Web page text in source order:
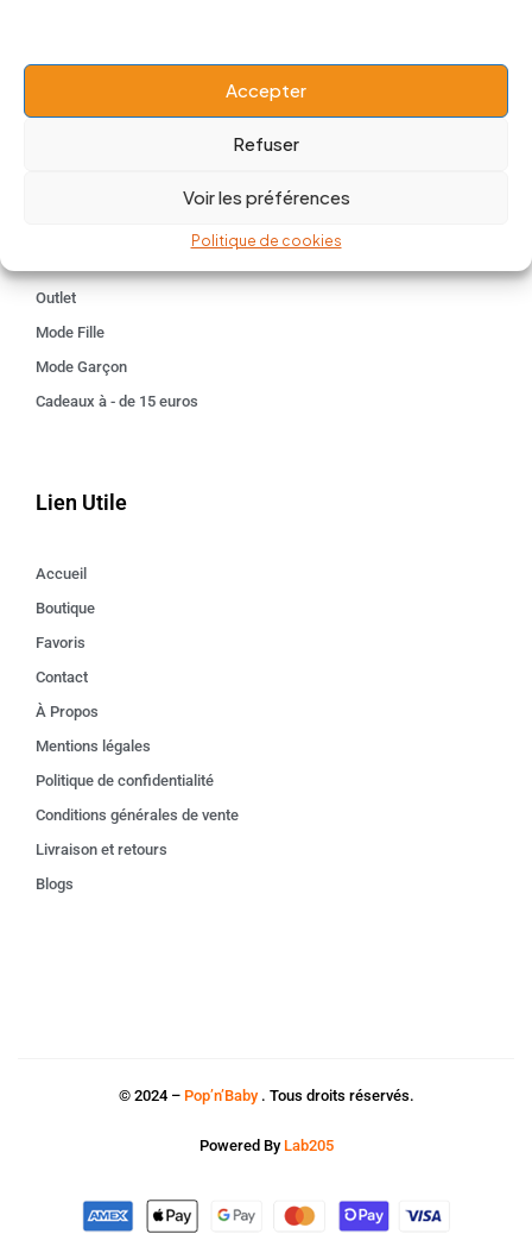
Accepter
Refuser
Voir les préférences
Politique de cookies
Outlet
Mode Fille
Mode Garçon
Cadeaux à - de 15 euros
Lien Utile
Accueil
Boutique
Favoris
Contact
À Propos
Mentions légales
Politique de confidentialité
Conditions générales de vente
Livraison et retours
Blogs
© 2024 – Pop’n’Baby. Tous droits réservés.
Powered By Lab205